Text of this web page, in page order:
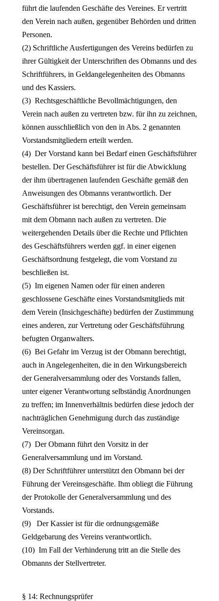
führt die laufenden Geschäfte des Vereines. Er vertritt
den Verein nach außen, gegenüber Behörden und dritten
Personen.
(2) Schriftliche Ausfertigungen des Vereins bedürfen zu
ihrer Gültigkeit der Unterschriften des Obmanns und des
Schriftführers, in Geldangelegenheiten des Obmanns
und des Kassiers.
(3) Rechtsgeschäftliche Bevollmächtigungen, den
Verein nach außen zu vertreten bzw. für ihn zu zeichnen,
können ausschließlich von den in Abs. 2 genannten
Vorstandsmitgliedern erteilt werden.
(4) Der Vorstand kann bei Bedarf einen Geschäftsführer
bestellen. Der Geschäftsführer ist für die Abwicklung
der ihm übertragenen laufenden Geschäfte gemäß den
Anweisungen des Obmanns verantwortlich. Der
Geschäftsführer ist berechtigt, den Verein gemeinsam
mit dem Obmann nach außen zu vertreten. Die
weitergehenden Details über die Rechte und Pflichten
des Geschäftsführers werden ggf. in einer eigenen
Geschäftsordnung festgelegt, die vom Vorstand zu
beschließen ist.
(5) Im eigenen Namen oder für einen anderen
geschlossene Geschäfte eines Vorstandsmitglieds mit
dem Verein (Insichgeschäfte) bedürfen der Zustimmung
eines anderen, zur Vertretung oder Geschäftsführung
befugten Organwalters.
(6) Bei Gefahr im Verzug ist der Obmann berechtigt,
auch in Angelegenheiten, die in den Wirkungsbereich
der Generalversammlung oder des Vorstands fallen,
unter eigener Verantwortung selbständig Anordnungen
zu treffen; im Innenverhältnis bedürfen diese jedoch der
nachträglichen Genehmigung durch das zuständige
Vereinsorgan.
(7) Der Obmann führt den Vorsitz in der
Generalversammlung und im Vorstand.
(8) Der Schriftführer unterstützt den Obmann bei der
Führung der Vereinsgeschäfte. Ihm obliegt die Führung
der Protokolle der Generalversammlung und des
Vorstands.
(9) Der Kassier ist für die ordnungsgemäße
Geldgebarung des Vereins verantwortlich.
(10) Im Fall der Verhinderung tritt an die Stelle des
Obmanns der Stellvertreter.
§ 14: Rechnungsprüfer